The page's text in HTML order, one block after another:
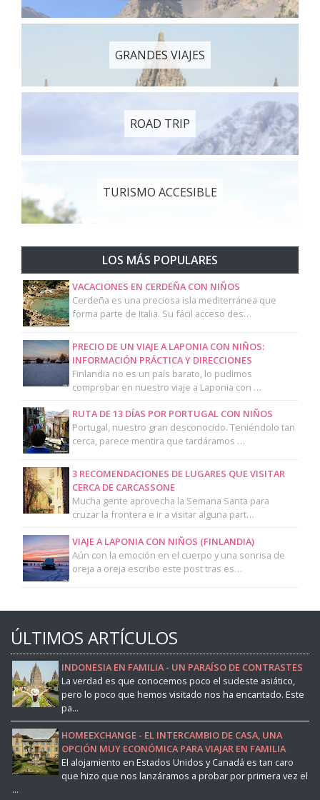
GRANDES VIAJES
ROAD TRIP
TURISMO ACCESIBLE
LOS MÁS POPULARES
VACACIONES EN CERDEÑA CON NIÑOS
Cerdeña es una preciosa isla mediterránea que
forma parte de Italia. Su fácil acceso des…
PRECIO DE UN VIAJE A LAPONIA CON NIÑOS:
INFORMACIÓN PRÁCTICA Y DIRECCIONES
Finlandia no es un país barato, lo pudimos
comprobar en nuestro viaje a Laponia con …
RUTA DE 13 DÍAS POR PORTUGAL CON NIÑOS
Portugal, nuestro gran desconocido. Teniéndolo tan
cerca, parece mentira que tardáramos …
3 RECOMENDACIONES DE LUGARES QUE VISITAR
CERCA DE CARCASSONE
Mucha gente aprovecha la Semana Santa para
cruzar la frontera e ir a visitar alguna part…
VIAJE A LAPONIA CON NIÑOS (FINLANDIA)
Aún con la emoción en el cuerpo y una sonrisa de
oreja a oreja escribo este post tras es…
ÚLTIMOS ARTÍCULOS
INDONESIA EN FAMILIA - UN PARAÍSO DE CONTRASTES
La verdad es que conocemos poco el sudeste asiático,
pero lo poco que hemos visitado nos ha encantado. Este
pa...
HOMEEXCHANGE - EL INTERCAMBIO DE CASA, UNA
OPCIÓN MUY ECONÓMICA PARA VIAJAR EN FAMILIA
El alojamiento en Estados Unidos y Canadá es tan caro
que hizo que nos lanzáramos a probar por primera vez el
...